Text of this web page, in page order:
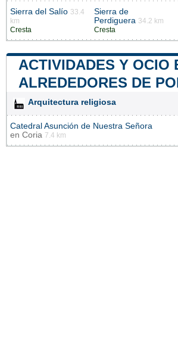
Sierra del Salío 33.4
km
Cresta
Sierra de
Perdiguera 34.2 km
Cresta
ACTIVIDADES Y OCIO
ALREDEDORES DE
Arquitectura religiosa
Catedral Asunción de Nuestra Señora
en Coria 7.4 km